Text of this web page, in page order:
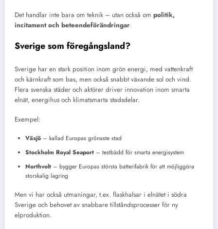
Det handlar inte bara om teknik – utan också om politik,
incitament och beteendeförändringar.
Sverige som föregångsland?
Sverige har en stark position inom grön energi, med vattenkraft
och kärnkraft som bas, men också snabbt växande sol och vind.
Flera svenska städer och aktörer driver innovation inom smarta
elnät, energihus och klimatsmarta stadsdelar.
Exempel:
Växjö – kallad Europas grönaste stad
Stockholm Royal Seaport – testbädd för smarta energisystem
Northvolt – bygger Europas största batterifabrik för att möjliggöra
storskalig lagring
Men vi har också utmaningar, t.ex. flaskhalsar i elnätet i södra
Sverige och behovet av snabbare tillståndsprocesser för ny
elproduktion.